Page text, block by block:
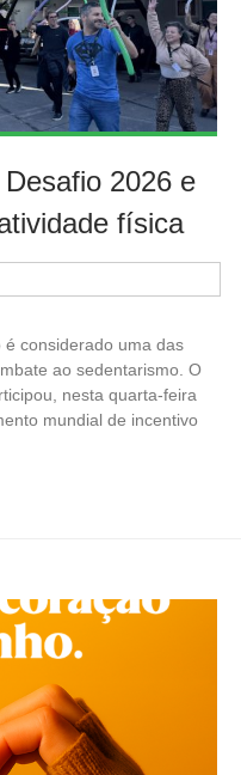
2026 e
física
considerado uma das
ao sedentarismo. O
nesta quarta-feira
mundial de incentivo